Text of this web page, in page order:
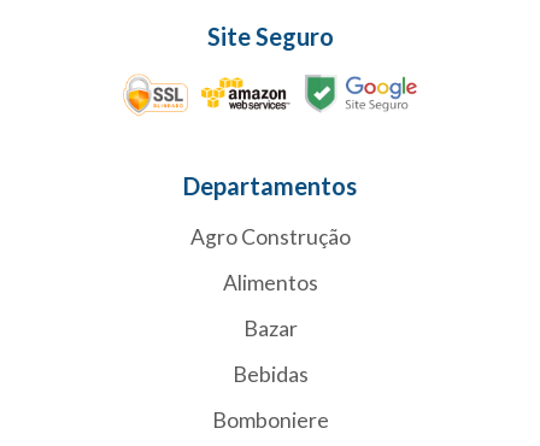
Site Seguro
Departamentos
Agro Construção
Alimentos
Bazar
Bebidas
Bomboniere